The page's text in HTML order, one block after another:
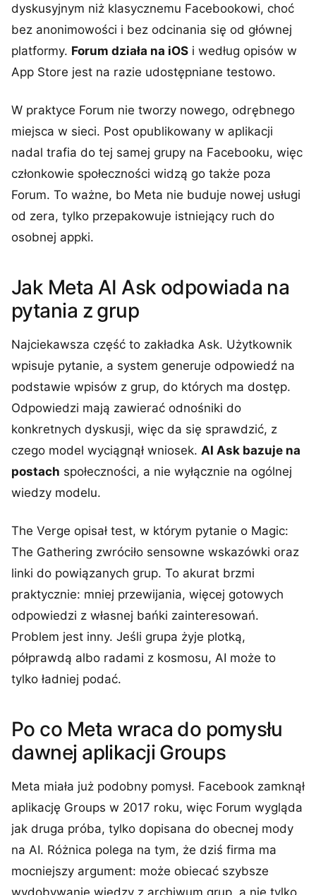
dyskusyjnym niż klasycznemu Facebookowi, choć
bez anonimowości i bez odcinania się od głównej
platformy. Forum działa na iOS i według opisów w
App Store jest na razie udostępniane testowo.
W praktyce Forum nie tworzy nowego, odrębnego
miejsca w sieci. Post opublikowany w aplikacji
nadal trafia do tej samej grupy na Facebooku, więc
członkowie społeczności widzą go także poza
Forum. To ważne, bo Meta nie buduje nowej usługi
od zera, tylko przepakowuje istniejący ruch do
osobnej appki.
Jak Meta AI Ask odpowiada na
pytania z grup
Najciekawsza część to zakładka Ask. Użytkownik
wpisuje pytanie, a system generuje odpowiedź na
podstawie wpisów z grup, do których ma dostęp.
Odpowiedzi mają zawierać odnośniki do
konkretnych dyskusji, więc da się sprawdzić, z
czego model wyciągnął wniosek. AI Ask bazuje na
postach społeczności, a nie wyłącznie na ogólnej
wiedzy modelu.
The Verge opisał test, w którym pytanie o Magic:
The Gathering zwróciło sensowne wskazówki oraz
linki do powiązanych grup. To akurat brzmi
praktycznie: mniej przewijania, więcej gotowych
odpowiedzi z własnej bańki zainteresowań.
Problem jest inny. Jeśli grupa żyje plotką,
półprawdą albo radami z kosmosu, AI może to
tylko ładniej podać.
Po co Meta wraca do pomysłu
dawnej aplikacji Groups
Meta miała już podobny pomysł. Facebook zamknął
aplikację Groups w 2017 roku, więc Forum wygląda
jak druga próba, tylko dopisana do obecnej mody
na AI. Różnica polega na tym, że dziś firma ma
mocniejszy argument: może obiecać szybsze
wydobywanie wiedzy z archiwum grup, a nie tylko